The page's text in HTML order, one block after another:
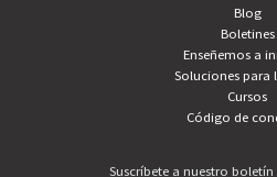
Blog
Boletines
Enseñemos a
Soluciones para
Cursos
Código de
Suscríbete a nuestro